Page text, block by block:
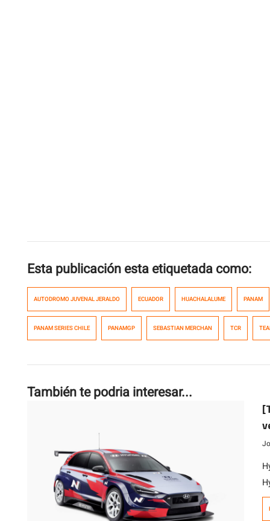
Esta publicación esta etiquetada como:
AUTODROMO JUVENAL JERALDO ECUADOR HUACHALALUME PANAM
PANAM SERIES CHILE PANAMGP SEBASTIAN MERCHAN TCR
También te podria interesar...